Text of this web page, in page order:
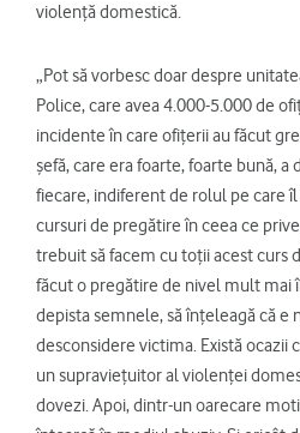
violență domestică.
„Pot să vorbesc doar despre
Police, care avea 4.000-5.000 de
incidente în care ofițerii au făcut
șefă, care era foarte, foarte bună, a
fiecare, indiferent de rolul pe care
cursuri de pregătire în ceea ce
trebuit să facem cu toții acest curs
făcut o pregătire de nivel mult mai
depista semnele, să înțeleagă că e
desconsidere victima. Există
un supraviețuitor al violenței
dovezi. Apoi, dintr-un oarecare